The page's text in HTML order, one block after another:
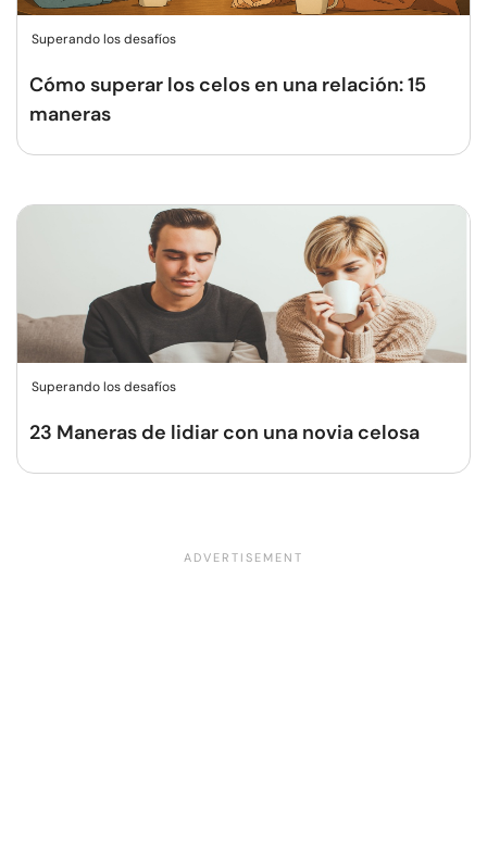
Superando los desafíos
Cómo superar los celos en una relación: 15
maneras
Superando los desafíos
23 Maneras de lidiar con una novia celosa